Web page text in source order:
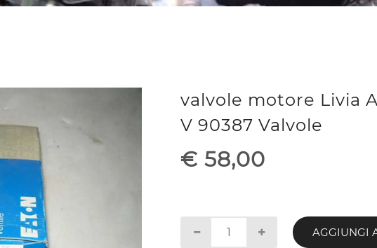
valvole motore Livia
V 90387 Valvole
€ 58,00
AGGIUNGI